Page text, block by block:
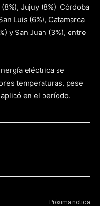
Jujuy (8%), Córdoba
Luis (6%), Catamarca
y San Juan (3%), entre
eléctrica se
temperaturas, pese
en el período.
Próxima noticia